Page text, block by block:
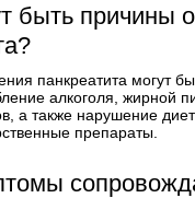
быть причины
панкреатита могут
алкоголя, жирной
а также нарушение
препараты.